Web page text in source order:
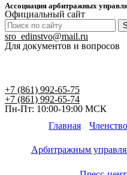
Ассоциация арбитражных
Официальный сайт
sro_edinstvo@mail.ru
Для документов и вопросов
+7 (861) 992-65-75
+7 (861) 992-65-74
Пн-Пт: 10:00-19:00 МСК
Главная
Членство
Арбитражным